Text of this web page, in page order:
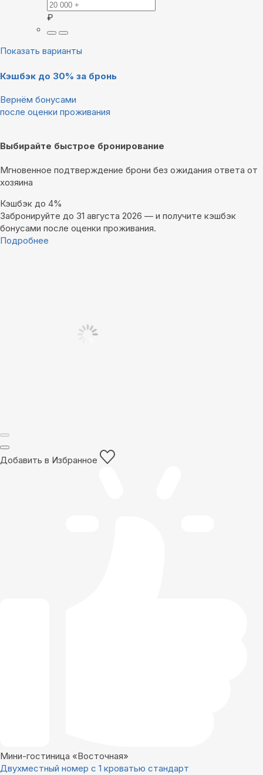
₽
Показать варианты
Кэшбэк до 30% за бронь
Вернём бонусами
после оценки проживания
Выбирайте быстрое бронирование
Мгновенное подтверждение брони без ожидания ответа от
хозяина
Кэшбэк до 4%
Забронируйте до 31 августа 2026 — и получите кэшбэк
бонусами после оценки проживания.
Подробнее
Добавить в Избранное
Мини-гостиница «Восточная»
Двухместный номер с 1 кроватью стандарт